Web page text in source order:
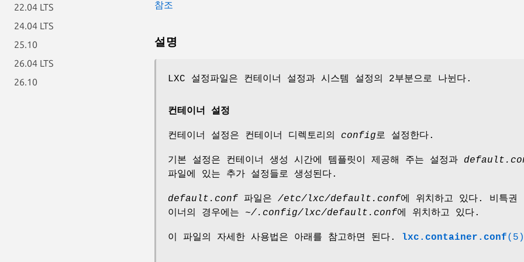
22.04 LTS
24.04 LTS
25.10
26.04 LTS
26.10
참조
설명
LXC 설정파일은 컨테이너 설정과 시스템 설정의 2부분으로 나뉜다.
컨테이너 설정
컨테이너 설정은 컨테이너 디렉토리의 config로 설정한다.
기본 설정은 컨테이너 생성 시간에 템플릿이 제공해 주는 설정과
파일에 있는 추가 설정들로 생성된다.
default.conf 파일은 /etc/lxc/default.conf에 위치하고 있다. 비특권
이너의 경우에는 ~/.config/lxc/default.conf에 위치하고 있다.
이 파일의 자세한 사용법은 아래를 참고하면 된다. lxc.container.conf(5)